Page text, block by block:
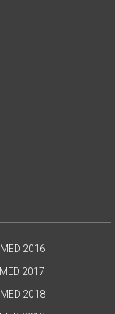
2016
2017
2018